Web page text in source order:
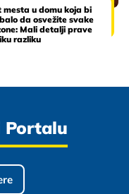
mesta u domu koja bi
da osvežite svake
Mali detalji prave
razliku
Portalu